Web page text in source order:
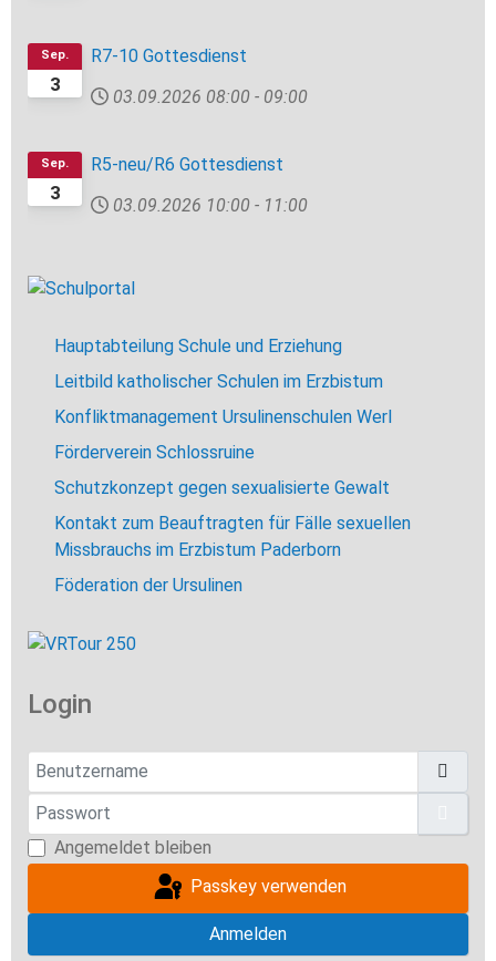
3
Sep.
R7-10 Gottesdienst
03.09.2026 08:00 - 09:00
3
Sep.
R5-neu/R6 Gottesdienst
03.09.2026 10:00 - 11:00
Hauptabteilung Schule und Erziehung
Leitbild katholischer Schulen im Erzbistum
Konfliktmanagement Ursulinenschulen Werl
Förderverein Schlossruine
Schutzkonzept gegen sexualisierte Gewalt
Kontakt zum Beauftragten für Fälle sexuellen
Missbrauchs im Erzbistum Paderborn
Föderation der Ursulinen
Login
Benutzername
Passwort
Angemeldet bleiben
Passkey verwenden
Anmelden